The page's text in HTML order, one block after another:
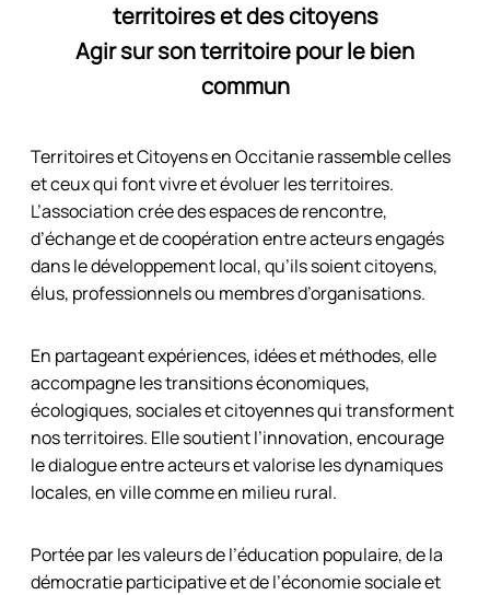
territoires et des citoyens
Agir sur son territoire pour le bien
commun
Territoires et Citoyens en Occitanie rassemble celles
et ceux qui font vivre et évoluer les territoires.
L’association crée des espaces de rencontre,
d’échange et de coopération entre acteurs engagés
dans le développement local, qu’ils soient citoyens,
élus, professionnels ou membres d’organisations.
En partageant expériences, idées et méthodes, elle
accompagne les transitions économiques,
écologiques, sociales et citoyennes qui transforment
nos territoires. Elle soutient l’innovation, encourage
le dialogue entre acteurs et valorise les dynamiques
locales, en ville comme en milieu rural.
Portée par les valeurs de l’éducation populaire, de la
démocratie participative et de l’économie sociale et